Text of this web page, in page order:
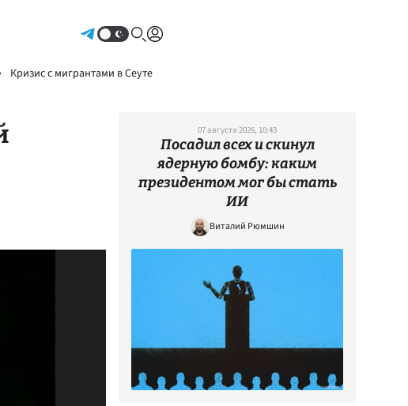
Кризис с мигрантами в Сеуте
07 августа 2026, 10:43
Посадил всех и скинул
ядерную бомбу: каким
президентом мог бы стать
ИИ
Виталий Рюмшин